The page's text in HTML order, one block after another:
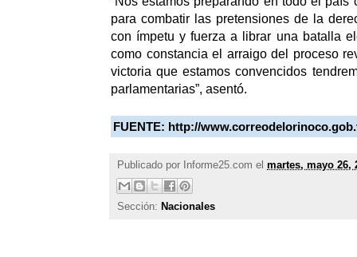
para combatir las pretensiones de la
con ímpetu y fuerza a librar una batalla
como constancia el arraigo del proceso
victoria que estamos convencidos
parlamentarias”, asentó.
FUENTE: http://
Publicado por Informe25.com el martes, mayo 26,
Sección: Nacionales